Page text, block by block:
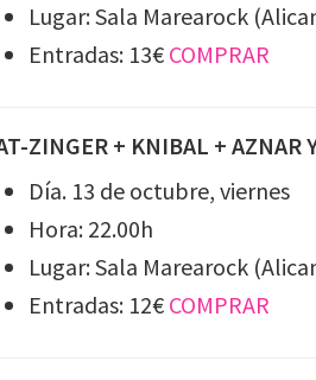
Lugar: Sala Marearock
Entradas: 13€ COMPRAR
ZINGER + KNIBAL + AZNAR
Día. 13 de octubre, viernes
Hora: 22.00h
Lugar: Sala Marearock
Entradas: 12€ COMPRAR